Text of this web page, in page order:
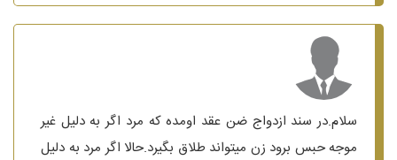
سلام.در سند ازدواج ضن عقد اومده که مرد اگر به دلیل غیر
موجه حبس برود زن میتواند طلاق بگیرد.حالا اگر مرد به دلیل